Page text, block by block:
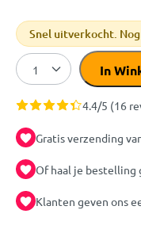
Snel uitverkocht. Nog
In
4.4/5 (16
Gratis verzending
Of haal je bestelling
Klanten geven ons